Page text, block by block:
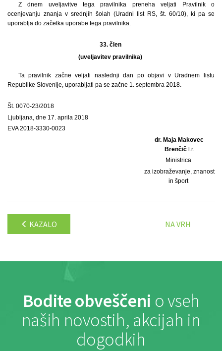
Z dnem uveljavitve tega pravilnika preneha veljati Pravilnik o
ocenjevanju znanja v srednjih šolah (Uradni list RS, št. 60/10), ki pa se
uporablja do začetka uporabe tega pravilnika.
33. člen
(uveljavitev pravilnika)
Ta pravilnik začne veljati naslednji dan po objavi v Uradnem listu
Republike Slovenije, uporabljati pa se začne 1. septembra 2018.
Št. 0070-23/2018
Ljubljana, dne 17. aprila 2018
EVA 2018-3330-0023
dr. Maja Makovec
Brenčič l.r.
Ministrica
za izobraževanje, znanost
in šport
KAZALO NA VRH
Bodite obveščeni o vseh
naših novostih, akcijah in
dogodkih